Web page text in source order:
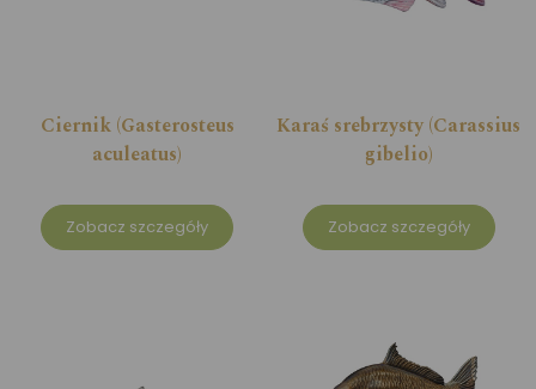
Ciernik (Gasterosteus
aculeatus)
Zobacz szczegóły
Karaś srebrzysty (Carassius
gibelio)
Zobacz szczegóły